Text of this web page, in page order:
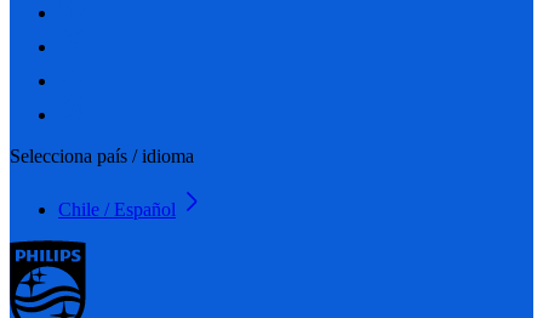
Selecciona país / idioma
Chile / Español